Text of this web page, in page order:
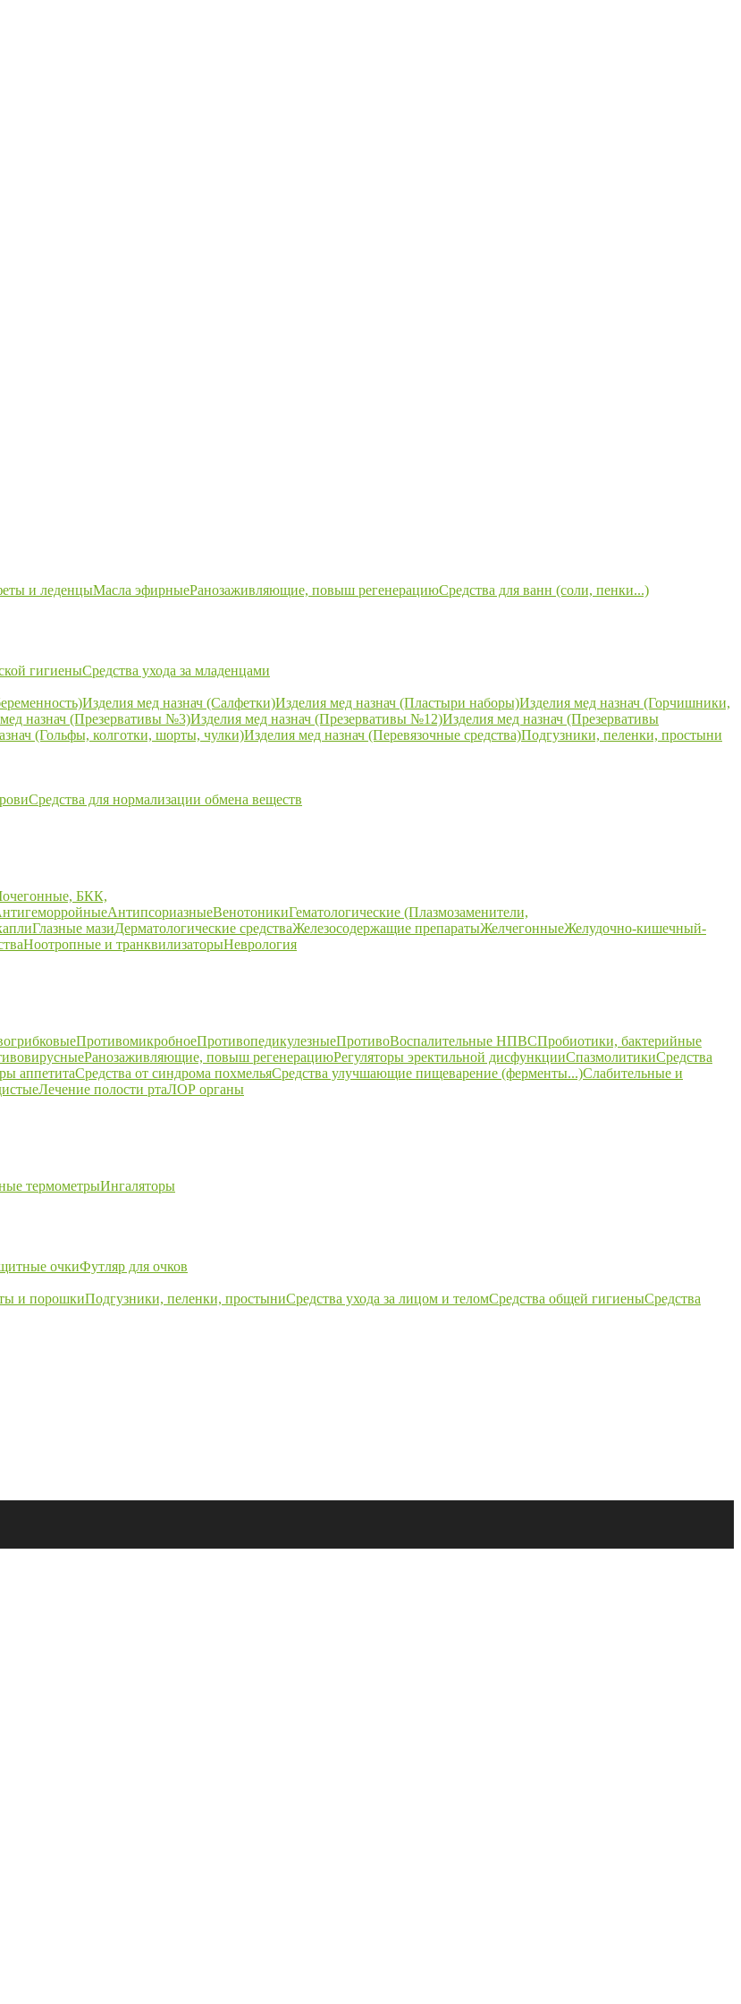
и леденцыМасла эфирныеРанозаживляющие, повыш регенерациюСредства для ванн (соли, пенки...)
гигиеныСредства ухода за младенцами
Изделия мед назнач (Салфетки)Изделия мед назнач (Пластыри наборы)Изделия мед назнач (Горчишники,
назнач (Презервативы №3)Изделия мед назнач (Презервативы №12)Изделия мед назнач (Презервативы
(Гольфы, колготки, шорты, чулки)Изделия мед назнач (Перевязочные средства)Подгузники, пеленки, простыни
Средства для нормализации обмена веществ
БКК,
АнтипсориазныеВенотоникиГематологические (Плазмозаменители,
Глазные мазиДерматологические средстваЖелезосодержащие препаратыЖелчегонныеЖелудочно-кишечный-
Ноотропные и транквилизаторыНеврология
ПротивомикробноеПротивопедикулезныеПротивоВоспалительные НПВСПробиотики, бактерийные
Ранозаживляющие, повыш регенерациюРегуляторы эректильной дисфункцииСпазмолитикиСредства
аппетитаСредства от синдрома похмельяСредства улучшающие пищеварение (ферменты...)Слабительные и
Лечение полости ртаЛОР органы
термометрыИнгаляторы
очкиФутляр для очков
и порошкиПодгузники, пеленки, простыниСредства ухода за лицом и теломСредства общей гигиеныСредства